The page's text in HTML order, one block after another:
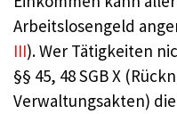
Arbeitslosengeld
III). Wer Tätigkeiten
§§ 45, 48 SGB X
Verwaltungsakten)